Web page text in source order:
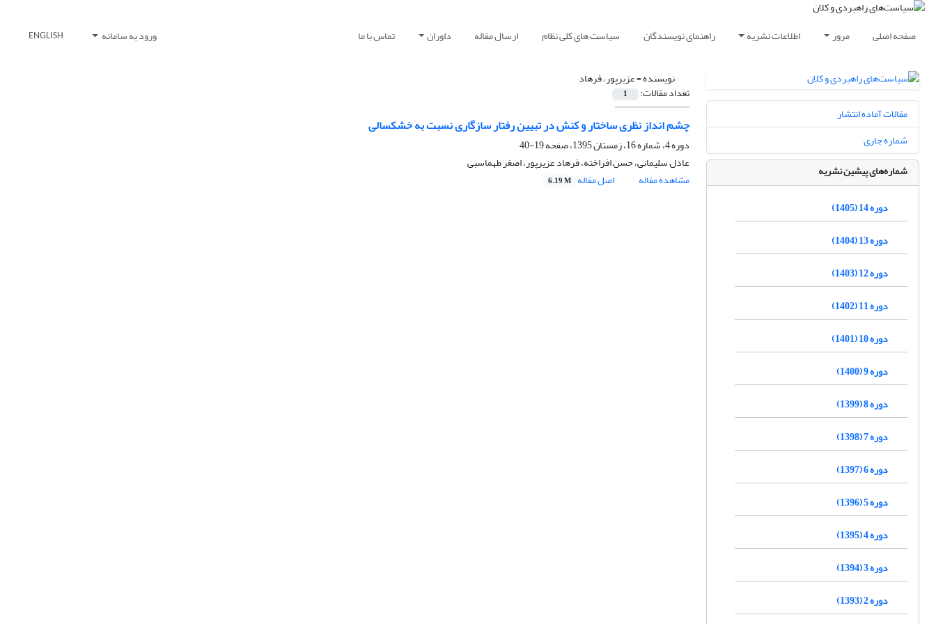
صفحه اصلی مرور اطلاعات نشریه راهنمای نویسندگان سیاست های کلی نظام ارسال مقاله داوران تماس با ما ورود به سامانه ENGLISH
نویسنده =عزیرپور، فرهاد
تعداد مقالات: 1
چشم انداز نظری ساختار و کنش در تبیین رفتار سازگاری نسبت به خشکسالی
دوره 4، شماره 16، زمستان 1395، صفحه
19-40
عادل سلیمانی، حسن افراخته، فرهاد عزیرپور، اصغر طهماسبی
مشاهده مقاله
اصل مقاله 6.19 M
مقالات آماده انتشار
شماره جاری
شماره‌های پیشین نشریه
دوره 14 (1405)
دوره 13 (1404)
دوره 12 (1403)
دوره 11 (1402)
دوره 10 (1401)
دوره 9 (1400)
دوره 8 (1399)
دوره 7 (1398)
دوره 6 (1397)
دوره 5 (1396)
دوره 4 (1395)
دوره 3 (1394)
دوره 2 (1393)